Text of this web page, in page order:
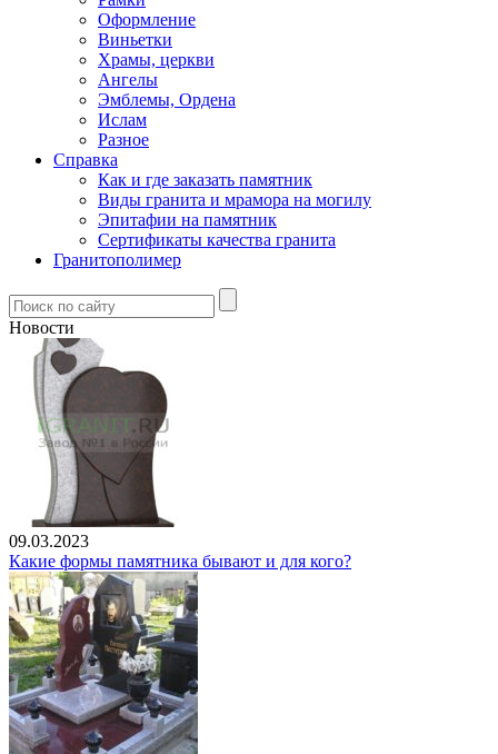
Оформление
Виньетки
Храмы, церкви
Ангелы
Эмблемы, Ордена
Ислам
Разное
Справка
Как и где заказать памятник
Виды гранита и мрамора на могилу
Эпитафии на памятник
Сертификаты качества гранита
Гранитополимер
Новости
09.03.2023
Какие формы памятника бывают и для кого?